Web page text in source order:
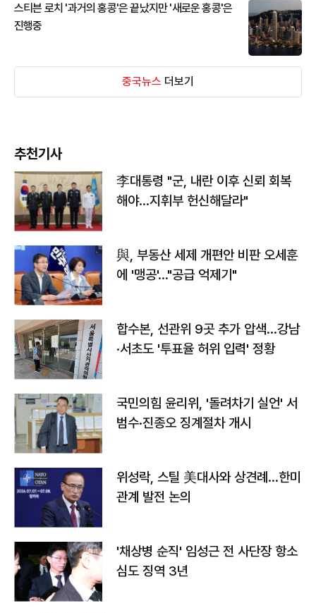
스티븐 로치 '과거의 홍콩'은 끝났지만 '새로운 홍콩'은
진행중
중국뉴스 더보기
추천기사
李대통령 "군, 내란 이후 신뢰 회복
해야…지휘부 헌신해달라"
與, 부동산 세제 개편안 비판 오세훈
에 '맹공'…"공급 억제기"
합수본, 선관위 9곳 추가 압색…강남
·서초도 '투표율 허위 입력' 정황
국민의힘 윤리위, '돌려차기 실언' 서
범수·진종오 징계절차 개시
위성락, 스틸 美대사와 상견례…한미
관계 발전 논의
'채상병 순직' 임성근 전 사단장 항소
심도 징역 3년